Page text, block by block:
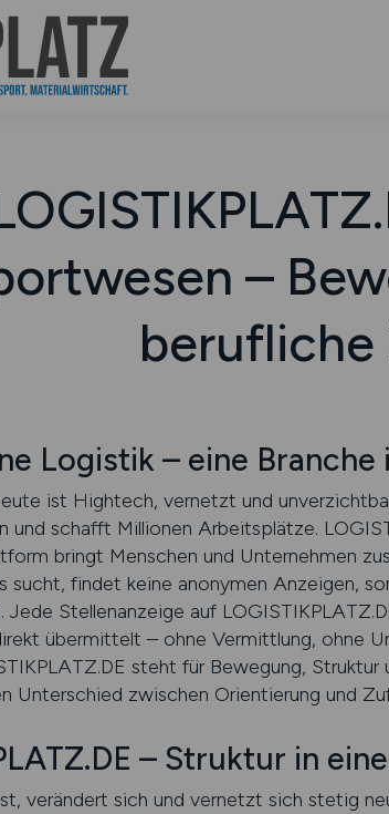
–
Logistik – eine Branche
ist Hightech, vernetzt und
und schafft Millionen Arbeitsplätze.
bringt Menschen und Unternehmen
sucht, findet keine anonymen Anzeigen,
Jede Stellenanzeige auf
übermittelt – ohne Vermittlung, ohne
steht für Bewegung,
Unterschied zwischen Orientierung und
– Struktur in
verändert sich und vernetzt sich stetig